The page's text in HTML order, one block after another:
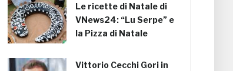
Le ricette di Natale di
VNews24: “Lu Serpe” e
la Pizza di Natale
Vittorio Cecchi Gori in